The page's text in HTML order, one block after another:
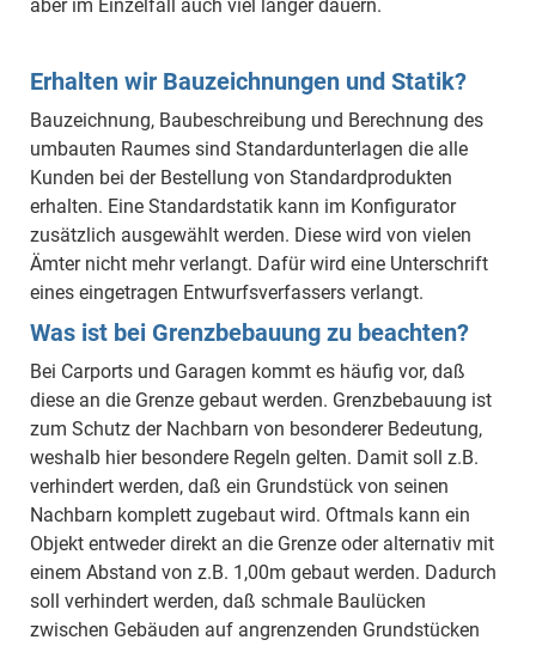
aber im Einzelfall auch viel länger dauern.
Erhalten wir Bauzeichnungen und Statik?
Bauzeichnung, Baubeschreibung und Berechnung des
umbauten Raumes sind Standardunterlagen die alle
Kunden bei der Bestellung von Standardprodukten
erhalten. Eine Standardstatik kann im Konfigurator
zusätzlich ausgewählt werden. Diese wird von vielen
Ämter nicht mehr verlangt. Dafür wird eine Unterschrift
eines eingetragen Entwurfsverfassers verlangt.
Was ist bei Grenzbebauung zu beachten?
Bei Carports und Garagen kommt es häufig vor, daß
diese an die Grenze gebaut werden. Grenzbebauung ist
zum Schutz der Nachbarn von besonderer Bedeutung,
weshalb hier besondere Regeln gelten. Damit soll z.B.
verhindert werden, daß ein Grundstück von seinen
Nachbarn komplett zugebaut wird. Oftmals kann ein
Objekt entweder direkt an die Grenze oder alternativ mit
einem Abstand von z.B. 1,00m gebaut werden. Dadurch
soll verhindert werden, daß schmale Baulücken
zwischen Gebäuden auf angrenzenden Grundstücken